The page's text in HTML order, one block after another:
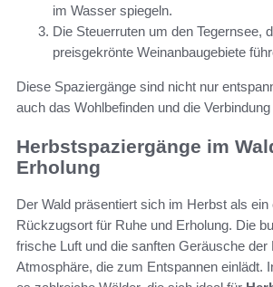
im Wasser spiegeln.
Die Steuerruten um den Tegernsee,
preisgekrönte Weinanbaugebiete
Diese Spaziergänge sind nicht nur
auch das Wohlbefinden und die
Herbstspaziergänge im
Erholung
Der Wald präsentiert sich im Herbst als ein
Rückzugsort für Ruhe und Erholung. Die
frische Luft und die sanften Geräusche der
Atmosphäre, die zum Entspannen einlädt.